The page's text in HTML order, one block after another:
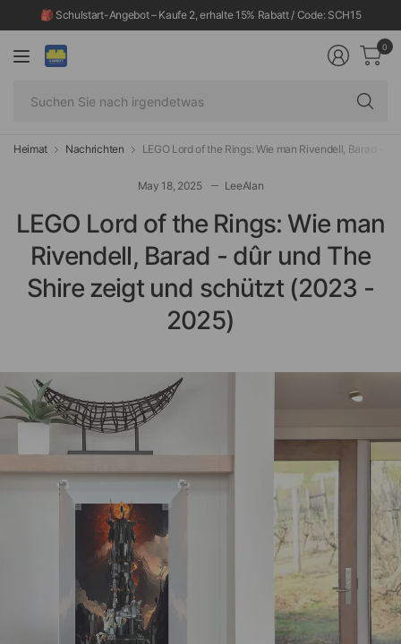
🎒 Schulstart-Angebot – Kaufe 2, erhalte 15% Rabatt / Code: SCH15
0
Heimat Nachrichten LEGO Lord of the Rings: Wie man Rivendell, Barad -
May 18, 2025 LeeAlan
LEGO Lord of the Rings: Wie man
Rivendell, Barad - dûr und The
Shire zeigt und schützt (2023 -
2025)